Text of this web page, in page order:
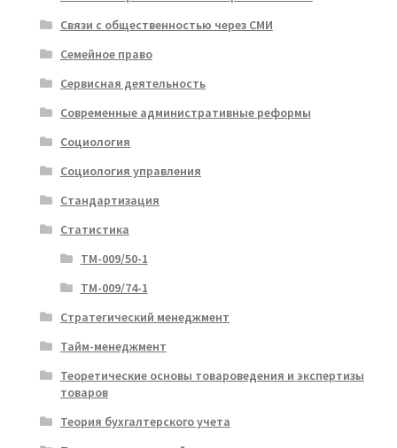
Связи с общественностью через СМИ
Семейное право
Сервисная деятельность
Современные административные реформы
Социология
Социология управления
Стандартизация
Статистика
ТМ-009/50-1
ТМ-009/74-1
Стратегический менеджмент
Тайм-менеджмент
Теоретические основы товароведения и экспертизы
товаров
Теория бухгалтерского учета